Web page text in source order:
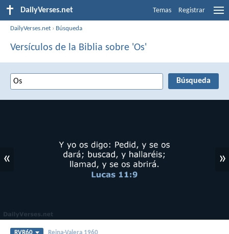
DailyVerses.net Temas Registrar
DailyVerses.net › Búsqueda
Versículos de la Biblia sobre 'Os'
« »
RVR60 Reina-Valera 1960